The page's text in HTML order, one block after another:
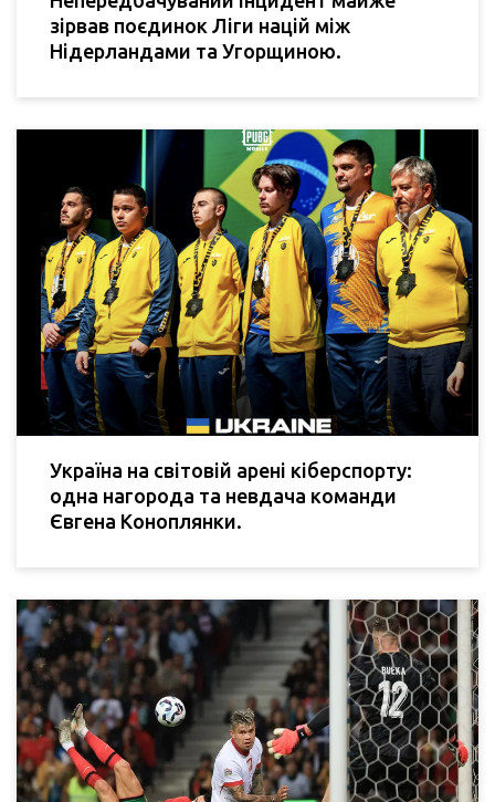
зірвав поєдинок Ліги націй між
Нідерландами та Угорщиною.
Україна на світовій арені кіберспорту:
одна нагорода та невдача команди
Євгена Коноплянки.